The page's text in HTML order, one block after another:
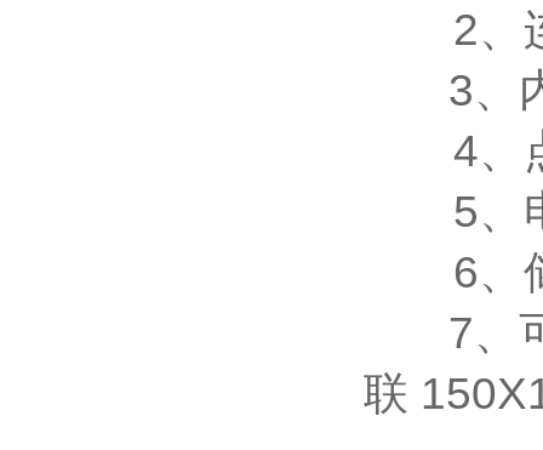
2、连
3、内
4、点
5、电
6、储
7、可
联